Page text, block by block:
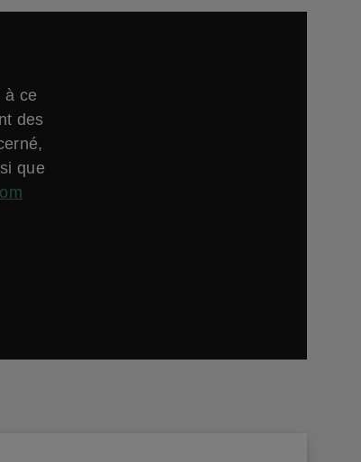
à ce
des
que